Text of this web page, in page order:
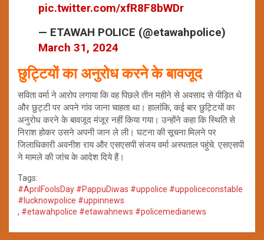
pic.twitter.com/xfR8F8bWDr
— ETAWAH POLICE (@etawahpolice)
March 31, 2024
छुट्टियों का अनुरोध करने के बावजूद
सविता वर्मा ने आरोप लगाया कि वह पिछले तीन महीने से अवसाद से पीड़ित थे
और छुट्टी पर अपने गांव जाना चाहता था। हालांकि, कई बार छुट्टियों का
अनुरोध करने के बावजूद मंजूर नहीं किया गया। उन्होंने कहा कि स्थिति से
निराश होकर उसने अपनी जान ले ली। घटना की सूचना मिलने पर
जिलाधिकारी अवनीश राय और एसएसपी संजय वर्मा अस्पताल पहुंचे. एसएसपी
ने मामले की जांच के आदेश दिये हैं।
Tags:
#AprilFoolsDay #PappuDiwas #uppolice #uppoliceconstable
#lucknowpolice #uppinnews
, #etawahpolice #etawahnews #policemedianews